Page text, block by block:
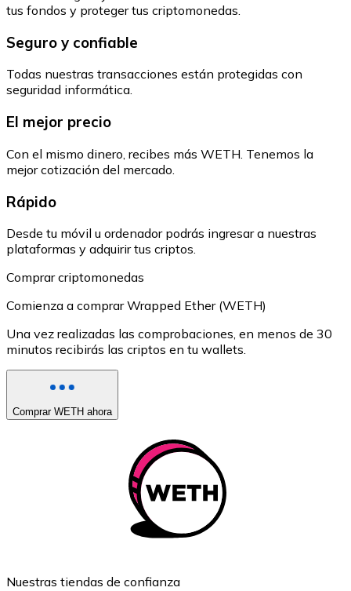
tus fondos y proteger tus criptomonedas.
Seguro y confiable
Todas nuestras transacciones están protegidas con
seguridad informática.
El mejor precio
Con el mismo dinero, recibes más WETH. Tenemos la
mejor cotización del mercado.
Rápido
Desde tu móvil u ordenador podrás ingresar a nuestras
plataformas y adquirir tus criptos.
Comprar criptomonedas
Comienza a comprar Wrapped Ether (WETH)
Una vez realizadas las comprobaciones, en menos de 30
minutos recibirás las criptos en tu wallets.
Comprar WETH ahora
Nuestras tiendas de confianza